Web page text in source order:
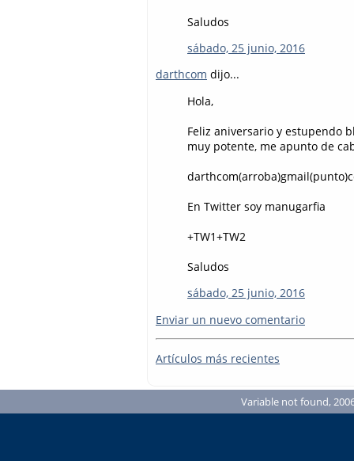
Saludos
sábado, 25 junio, 2016
darthcom dijo...
Hola,
Feliz aniversario y estupendo
muy potente, me apunto de
En Twitter soy manugarfia
+TW1+TW2
Saludos
sábado, 25 junio, 2016
Enviar un nuevo comentario
Artículos más recientes
Variable not found,